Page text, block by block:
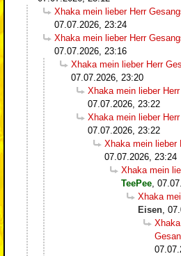
Xhaka mein lieber Herr
07.07.2026, 23:24
Xhaka mein lieber Herr
07.07.2026, 23:16
Xhaka mein lieber Herr
07.07.2026, 23:20
Xhaka mein lieber
07.07.2026, 23:22
Xhaka mein lieber
07.07.2026, 23:22
Xhaka mein lieber
07.07.2026, 23:24
Xhaka mein
TeePee
Xhaka
Eisen